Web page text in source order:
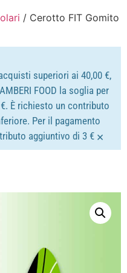
/ Cerotto FIT Gomito
superiori ai 40,00 €,
FOOD la soglia per
È richiesto un contributo
Per il pagamento
aggiuntivo di 3 € ×